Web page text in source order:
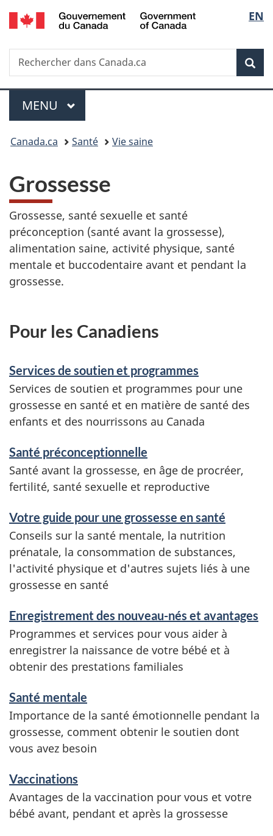
Passer
au
principal
Passer
à
Au
du
Passer
à
version
simplifiée
de
la
EN
Recherche
Rechercher
dans
Menu
MENU PRINCIPAL
Vous
ici :
Canada.ca Santé Vie saine
Grossesse
Grossesse, santé sexuelle et santé
préconception (santé avant la grossesse),
alimentation saine, activité physique, santé
mentale et buccodentaire avant et pendant la
grossesse.
Pour les Canadiens
Services de soutien et programmes
Services de soutien et programmes pour une
grossesse en santé et en matière de santé des
enfants et des nourrissons au Canada
Santé préconceptionnelle
Santé avant la grossesse, en âge de procréer,
fertilité, santé sexuelle et reproductive
Votre guide pour une grossesse en santé
Conseils sur la santé mentale, la nutrition
prénatale, la consommation de substances,
l'activité physique et d'autres sujets liés à une
grossesse en santé
Enregistrement des nouveau-nés et avantages
Programmes et services pour vous aider à
enregistrer la naissance de votre bébé et à
obtenir des prestations familiales
Santé mentale
Importance de la santé émotionnelle pendant la
grossesse, comment obtenir le soutien dont
vous avez besoin
Vaccinations
Avantages de la vaccination pour vous et votre
bébé avant, pendant et après la grossesse